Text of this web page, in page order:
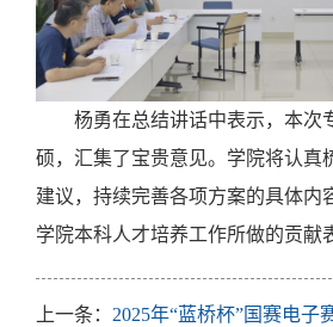
杨勇在总结讲话中表示，本次
硕，汇集了宝贵意见。学院将认真
建议，持续完善各项方案的具体内
学院本科人才培养工作所做的贡献
上一条： 2025年“蓝桥杯”国赛电子